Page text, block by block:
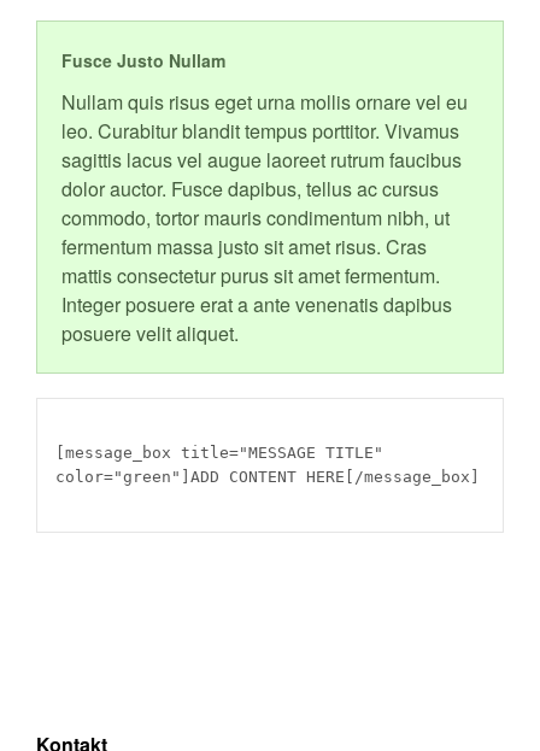
Fusce Justo Nullam
Nullam quis risus eget urna mollis ornare vel eu
leo. Curabitur blandit tempus porttitor. Vivamus
sagittis lacus vel augue laoreet rutrum faucibus
dolor auctor. Fusce dapibus, tellus ac cursus
commodo, tortor mauris condimentum nibh, ut
fermentum massa justo sit amet risus. Cras
mattis consectetur purus sit amet fermentum.
Integer posuere erat a ante venenatis dapibus
posuere velit aliquet.
[message_box title="MESSAGE TITLE"
color="green"]ADD CONTENT HERE[/message_box]
Kontakt